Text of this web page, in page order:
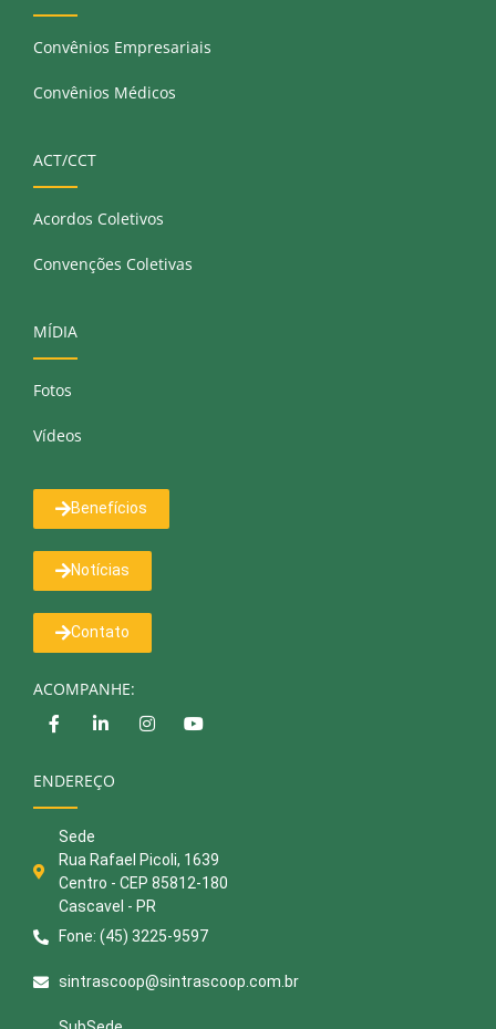
Convênios Empresariais
Convênios Médicos
ACT/CCT
Acordos Coletivos
Convenções Coletivas
MÍDIA
Fotos
Vídeos
Benefícios
Notícias
Contato
ACOMPANHE:
ENDEREÇO
Sede
Rua Rafael Picoli, 1639
Centro - CEP 85812-180
Cascavel - PR
Fone: (45) 3225-9597
sintrascoop@sintrascoop.com.br